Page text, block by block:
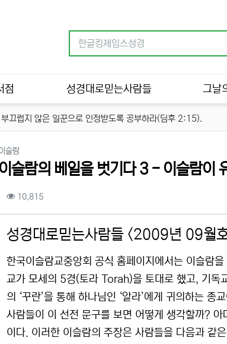
점 성경대로믿는사람들 그날
끄럽지 않은 일꾼으로 인정받도록 공부하라(딤후 2:15).
슬람분류
이슬람의 베일을 벗기다 3 - 이슬람이
컨텐츠 정보
10,815조회
성경대로믿는사람들 <2009년 09월
한국이슬람교중앙회 공식 홈페이지에서는 이슬람
교가 모세의 5경(토라 Torah)을 토대로 했고, 기독
의 ‘꾸란’을 통해 하나님인 ‘알라’에게 귀의하
사람들이 이 선전 문구를 보면 어떻게 생각할까?
이다. 이러한 이슬람의 주장은 사람들을 다음과 같